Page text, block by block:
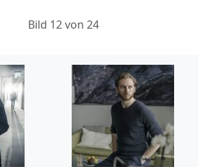
Bild 12 von 24